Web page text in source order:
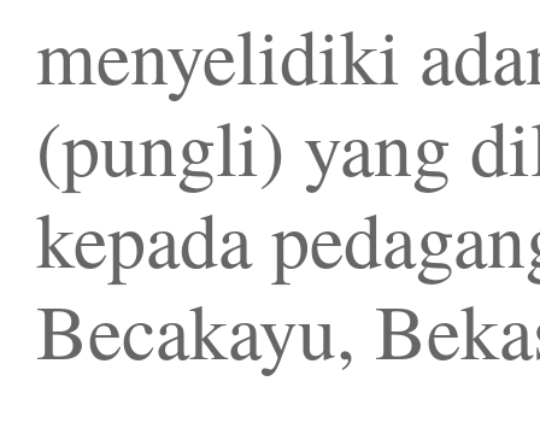
menyelidiki
(pungli) yang
kepada
Becakayu,